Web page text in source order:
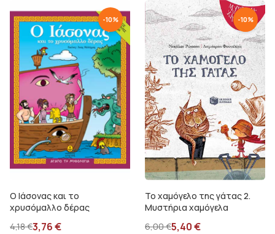
-10%
Ο Ιάσονας και το
χρυσόμαλλο δέρας
4,18€3,76€
-10%
Το χαμόγελο της γάτας 2.
Μυστήρια χαμόγελα
6,00€5,40€